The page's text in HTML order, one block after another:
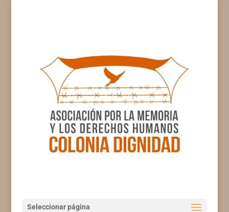
Seleccionar página